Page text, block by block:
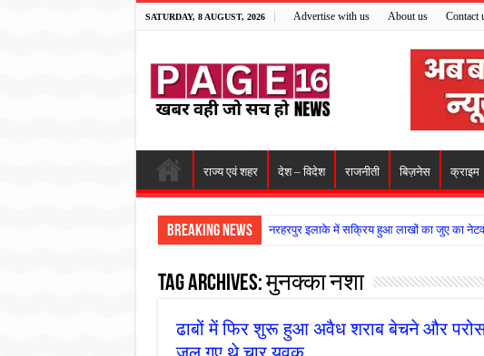
SATURDAY, 8 AUGUST, 2026 Advertise with us About us Contact
राज्य एवं शहर देश – विदेश राजनीती बिज़नेस क्राइम
Breaking News नरहरपुर इलाके में सक्रिय हुआ लाखों का जुए का
गृहमंत्री विजय शर्मा ने समाजसेवी अजय पप्पू
रानी दुर्गावती बलिदान दिवस पर शिवसेना ने किया
तालाब में डूबने से युवक की मौत, गहरीकरण कार्य के
Tag Archives:मुनक्का नशा
ढाबों में फिर शुरू हुआ अवैध शराब बेचने और